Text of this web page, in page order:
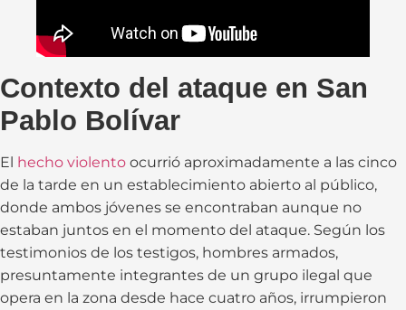
Contexto del ataque en San
Pablo Bolívar
El hecho violento ocurrió aproximadamente a las cinco
de la tarde en un establecimiento abierto al público,
donde ambos jóvenes se encontraban aunque no
estaban juntos en el momento del ataque. Según los
testimonios de los testigos, hombres armados,
presuntamente integrantes de un grupo ilegal que
opera en la zona desde hace cuatro años, irrumpieron